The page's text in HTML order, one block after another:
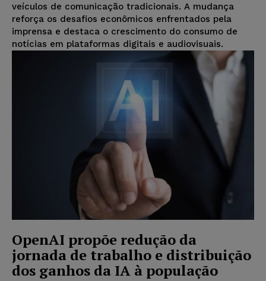
veículos de comunicação tradicionais. A mudança
reforça os desafios econômicos enfrentados pela
imprensa e destaca o crescimento do consumo de
notícias em plataformas digitais e audiovisuais.
OpenAI propõe redução da
jornada de trabalho e distribuição
dos ganhos da IA à população